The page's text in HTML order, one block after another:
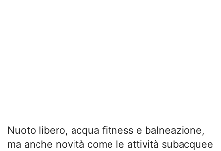
Nuoto libero, acqua fitness e balneazione,
ma anche novità come le attività subacquee